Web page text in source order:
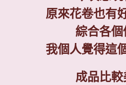
原來花卷也有
綜合各個
我個人覺得這
成品比較